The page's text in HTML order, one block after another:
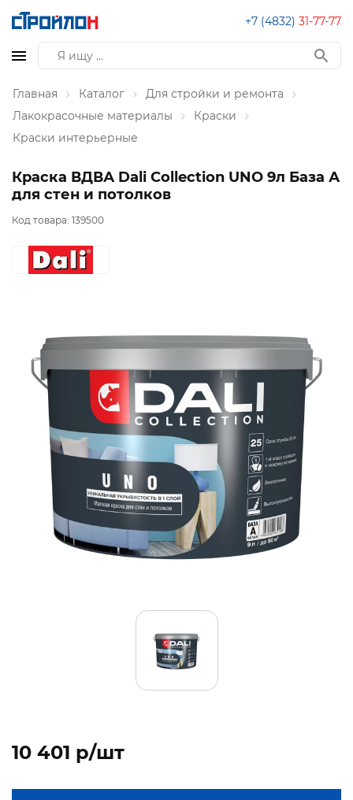
+7 (4832) 31-77-77
Главная Каталог
Для стройки и ремонта
Лакокрасочные материалы
Краски
Краски интерьерные
Краска ВДВА Dali Collection UNO 9л База А
для стен и потолков
Код товара: 139500
10 401 p/шт